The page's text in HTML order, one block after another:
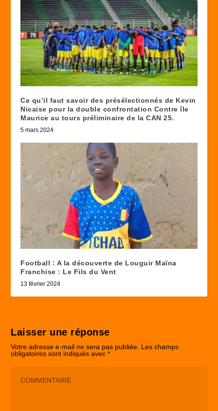
Ce qu’il faut savoir des présélectionnés de Kevin
Nicaise pour la double confrontation Contre île
Maurice au tours préliminaire de la CAN 25.
5 mars 2024
Football : A la découverte de Louguir Maïna
Franchise : Le Fils du Vent
13 février 2024
Laisser une réponse
Votre adresse e-mail ne sera pas publiée. Les champs
obligatoires sont indiqués avec*